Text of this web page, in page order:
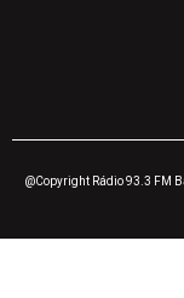
@Copyright Rádio 93.3 FM